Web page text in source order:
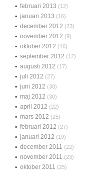
februari 2013 (12)
januari 2013 (16)
december 2012 (23)
november 2012 (9)
oktober 2012 (16)
september 2012 (12)
augusti 2012 (17)
juli 2012 (27)
juni 2012 (30)
maj 2012 (30)
april 2012 (22)
mars 2012 (25)
februari 2012 (27)
januari 2012 (19)
december 2011 (22)
november 2011 (23)
oktober 2011 (25)